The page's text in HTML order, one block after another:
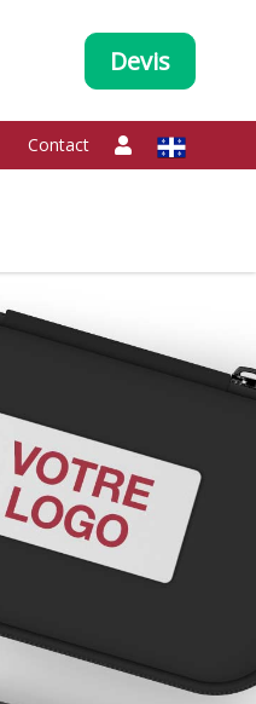
Devis
Contact